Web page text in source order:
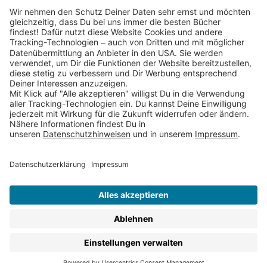
Partnerprogramm (Affiliate)
Folge uns auf
* Versandkostenfrei ab 9,00 € Bestellwert innerhalb
Deutschlands
** Lieferzeit 1-3 Werktage innerhalb Deutschlands
Thienemann-Esslinger Verlag GmbH, Blumenstraße 36, D-70182